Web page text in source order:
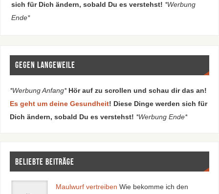
sich für Dich ändern, sobald Du es verstehst! *Werbung
Ende*
Gegen Langeweile
*Werbung Anfang* Hör auf zu scrollen und schau dir das an!
Es geht um deine Gesundheit! Diese Dinge werden sich für
Dich ändern, sobald Du es verstehst! *Werbung Ende*
Beliebte Beiträge
Maulwurf vertreiben Wie bekomme ich den